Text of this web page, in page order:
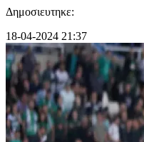
Δημοσιευτηκε:
18-04-2024 21:37